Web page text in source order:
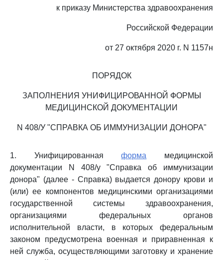
к приказу Министерства здравоохранения
Российской Федерации
от 27 октября 2020 г. N 1157н
ПОРЯДОК
ЗАПОЛНЕНИЯ УНИФИЦИРОВАННОЙ ФОРМЫ
МЕДИЦИНСКОЙ ДОКУМЕНТАЦИИ
N 408/У "СПРАВКА ОБ ИММУНИЗАЦИИ ДОНОРА"
1. Унифицированнаяформа медицинской
документации N 408/у "Справка об иммунизации
донора" (далее - Справка) выдается донору крови и
(или) ее компонентов медицинскими организациями
государственной системы здравоохранения,
организациями федеральных органов
исполнительной власти, в которых федеральным
законом предусмотрена военная и приравненная к
ней служба, осуществляющими заготовку и хранение